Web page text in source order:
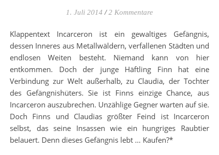
1. Juli 2014 / 2 Kommentare
Klappentext Incarceron ist ein gewaltiges Gefängnis,
dessen Inneres aus Metallwäldern, verfallenen Städten und
endlosen Weiten besteht. Niemand kann von hier
entkommen. Doch der junge Häftling Finn hat eine
Verbindung zur Welt außerhalb, zu Claudia, der Tochter
des Gefängnishüters. Sie ist Finns einzige Chance, aus
Incarceron auszubrechen. Unzählige Gegner warten auf sie.
Doch Finns und Claudias größter Feind ist Incarceron
selbst, das seine Insassen wie ein hungriges Raubtier
belauert. Denn dieses Gefängnis lebt … Kaufen?*